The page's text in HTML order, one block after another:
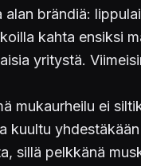
alan brändiä:
kahta ensiksi
yritystä.
mukaurheilu ei
kuultu
sillä pelkkänä